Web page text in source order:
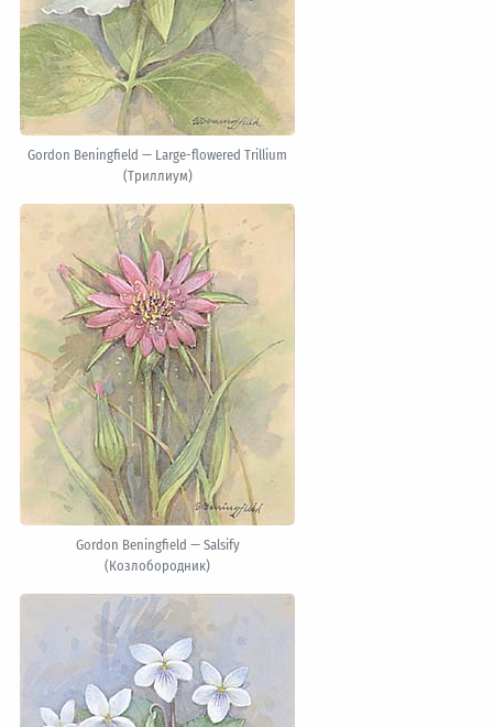
Gordon Beningfield — Large-flowered Trillium
(Триллиум)
Gordon Beningfield — Salsify
(Козлобородник)